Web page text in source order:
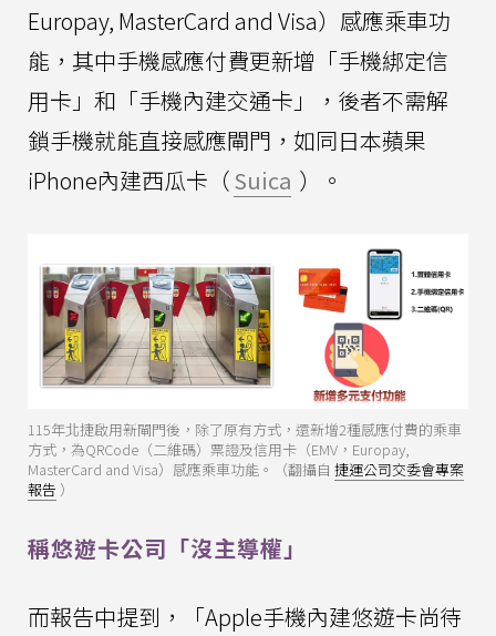
Europay, MasterCard and Visa）感應乘車功
能，其中手機感應付費更新增「手機綁定信
用卡」和「手機內建交通卡」，後者不需解
鎖手機就能直接感應閘門，如同日本蘋果
iPhone內建西瓜卡（Suica ）。
115年北捷啟用新閘門後，除了原有方式，還新增2種感應付費的乘車
方式，為QRCode（二維碼）票證及信用卡（EMV，Europay,
MasterCard and Visa）感應乘車功能。（翻攝自 捷運公司交委會專案
報告 ）
稱悠遊卡公司「沒主導權」
而報告中提到，「Apple手機內建悠遊卡尚待